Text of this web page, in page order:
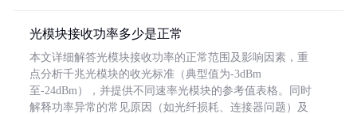
光模块接收功率多少是正常
本文详细解答光模块接收功率的正常范围及影响因素，重
点分析千兆光模块的收光标准（典型值为-3dBm
至-24dBm），并提供不同速率光模块的参考值表格。同时
解释功率异常的常见原因（如光纤损耗、连接器问题）及